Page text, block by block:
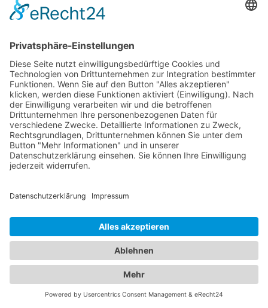
Fichtelgebirge sicherzustellen. Augenärzte sind
spezialisiert auf die Gesundheit der Augen. Sie
Routineuntersuchungen über die Behandlung von
Augenerkrankungen bis hin zu operativen
Eingriffen wie der Augenlaserbehandlung. Unsere
Augenärzte in der Region sind hochqualifiziert und
verfügen über modernste Technologie, um eine
präzise Diagnose und individuelle Behandlung für
Ihre Augenprobleme zu gewährleisten. Ein
Kinderarzt Bad Berneck im Fichtelgebirge
hingegen sind darauf spezialisiert, die Gesundheit
bieten umfassende Vorsorgeuntersuchungen,
chronischen Erkrankungen sowie Beratung für
Eltern in verschiedenen medizinischen Bereichen
an. Unsere Kinderärzte Bad Berneck im
Fichtelgebirge sind einfühlsam, kinderfreundlich
und haben langjährige Erfahrung in der Betreuung
von Kindern aller Altersgruppen. Unser